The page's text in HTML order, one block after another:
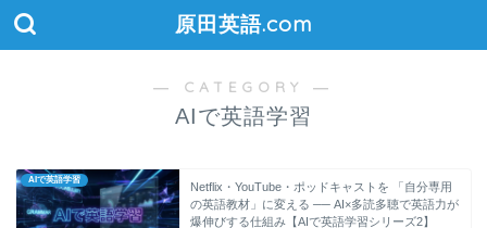
原田英語.com
― CATEGORY ―
AIで英語学習
AIで英語学習
Netflix・YouTube・ポッドキャストを 「自分専用
の英語教材」に変える ── AI×多読多聴で英語力が
爆伸びする仕組み【AIで英語学習シリーズ2】